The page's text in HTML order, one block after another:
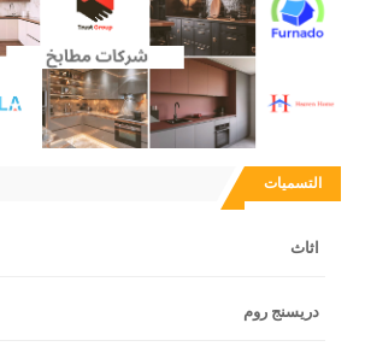
التسميات
اثاث
دريسنج روم